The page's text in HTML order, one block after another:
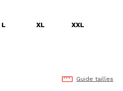
L XL XXL
Guide tailles